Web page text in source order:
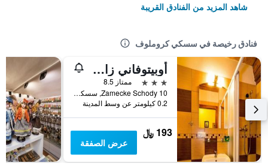
شاهد المزيد من الفنادق القريبة
فنادق رخيصة في سسكي كروملوف
أوبيتوفاني زاميتسكي شودي
3 نجوم
ممتاز 8.5
Zamecke Schody 10, سسكي كروملوف, منطقة جنوب بوهيميا, جمهورية التشيك
0.2 كيلومتر عن وسط المدينة
193 ﷼
عرض الصفقة